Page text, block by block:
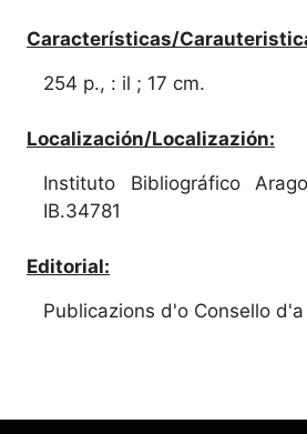
Características/
254 p., : il ; 17 cm.
Localización/Localizazión:
Instituto Bibliográfico
IB.34781
Editorial:
Publicazions d'o Consello